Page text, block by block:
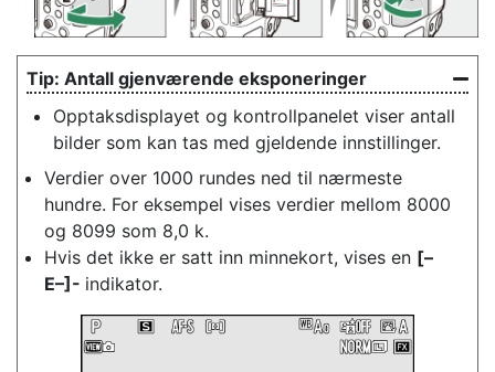
Antall gjenværende eksponeringer
Opptaksdisplayet og kontrollpanelet viser antall
bilder som kan tas med gjeldende innstillinger.
Verdier over 1000 rundes ned til nærmeste
hundre. For eksempel vises verdier mellom 8000
og 8099 som 8,0 k.
Hvis det ikke er satt inn minnekort, vises en [–
E–]- indikator.